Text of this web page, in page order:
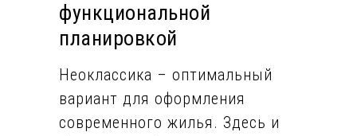
функциональной
планировкой
Неоклассика – оптимальный
вариант для оформления
современного жилья. Здесь и